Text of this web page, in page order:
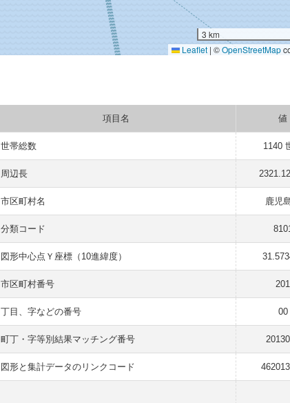
3 km
Leaflet | ©OpenStreetMap
項目名 値
世帯総数 1140
周辺長
市区町村名 鹿児
分類コード
図形中心点Ｙ座標（10進緯度）
市区町村番号 201
丁目、字などの番号 00
町丁・字等別結果マッチング番号
図形と集計データのリンクコード